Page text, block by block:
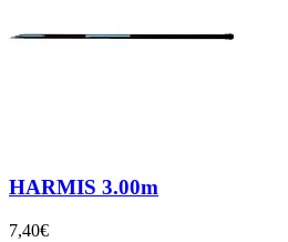
HARMIS 3.00m
7,40€